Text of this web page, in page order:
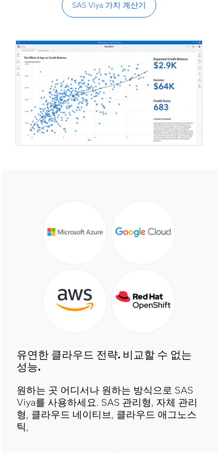
SAS Viya 가치 계산기
유연한 클라우드 전략. 비교할 수 없는
성능.
원하는 곳 어디서나 원하는 방식으로 SAS
Viya를 사용하세요. SAS 관리형, 자체 관리
형, 클라우드 네이티브, 클라우드 애그노스
틱,